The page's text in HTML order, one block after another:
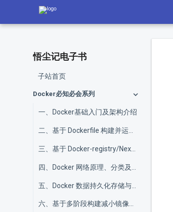
悟尘记电子书
子站首页
Docker必知必会系列
一、Docker基础入门及架构介绍
二、基于 Dockerfile 构建并运行镜像
六、基于多阶段构建减小镜像体积降低复杂度